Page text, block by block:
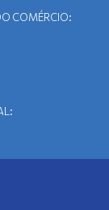
COMÉRCIO: